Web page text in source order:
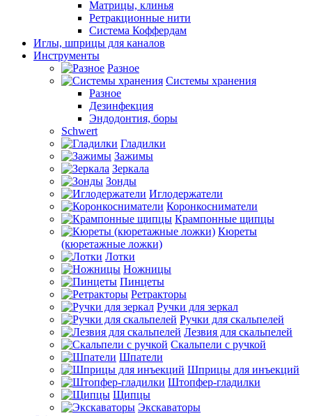
Матрицы, клинья
Ретракционные нити
Система Коффердам
Иглы, шприцы для каналов
Инструменты
Разное
Системы хранения
Разное
Дезинфекция
Эндодонтия, боры
Schwert
Гладилки
Зажимы
Зеркала
Зонды
Иглодержатели
Коронкосниматели
Крампонные щипцы
Кюреты
(кюретажные ложки)
Лотки
Ножницы
Пинцеты
Ретракторы
Ручки для зеркал
Ручки для скальпелей
Лезвия для скальпелей
Скальпели с ручкой
Шпатели
Шприцы для инъекций
Штопфер-гладилки
Щипцы
Экскаваторы